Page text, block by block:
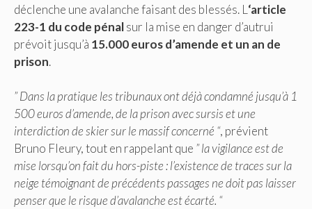
déclenche une avalanche faisant des blessés. L ‘article
223-1 du code pénalsur la mise en danger d’autrui
prévoit jusqu’à 15.000 euros d’amende et un an de
prison.
” Dans la pratique les tribunaux ont déjà condamné jusqu’à 1
500 euros d’amende, de la prison avec sursis et une
interdiction de skier sur le massif concerné “, prévient
Bruno Fleury, tout en rappelant que ” la vigilance est de
mise lorsqu’on fait du hors-piste : l’existence de traces sur la
neige témoignant de précédents passages ne doit pas laisser
penser que le risque d’avalanche est écarté. “